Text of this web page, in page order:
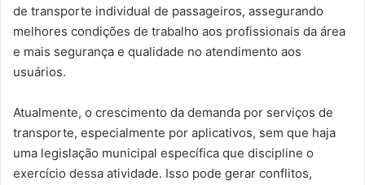
de transporte individual de passageiros, assegurando
melhores condições de trabalho aos profissionais da área
e mais segurança e qualidade no atendimento aos
usuários.
Atualmente, o crescimento da demanda por serviços de
transporte, especialmente por aplicativos, sem que haja
uma legislação municipal específica que discipline o
exercício dessa atividade. Isso pode gerar conflitos,